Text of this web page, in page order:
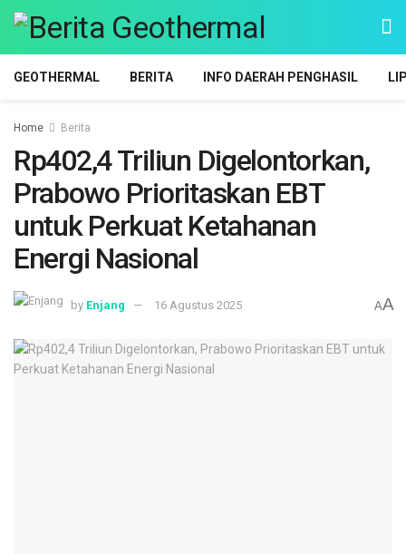
GEOTHERMAL BERITA INFO DAERAH PENGHASIL
Home Berita
Rp402,4 Triliun Digelontorkan,
Prabowo Prioritaskan EBT
untuk Perkuat Ketahanan
Energi Nasional
by Enjang 16 Agustus 2025 AA